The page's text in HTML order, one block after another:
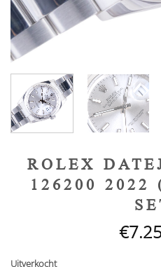
ROLEX
126200 2022
€
Uitverkocht